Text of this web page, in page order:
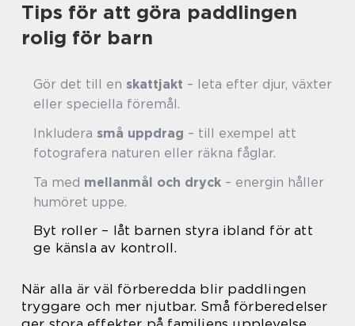
Tips för att göra paddlingen
rolig för barn
Gör det till en skattjakt – leta efter djur, växter
eller speciella föremål.
Inkludera små uppdrag – till exempel att
fotografera naturen eller räkna fåglar.
Ta med mellanmål och dryck – energin håller
humöret uppe.
Byt roller – låt barnen styra ibland för att
ge känsla av kontroll.
När alla är väl förberedda blir paddlingen
tryggare och mer njutbar. Små förberedelser